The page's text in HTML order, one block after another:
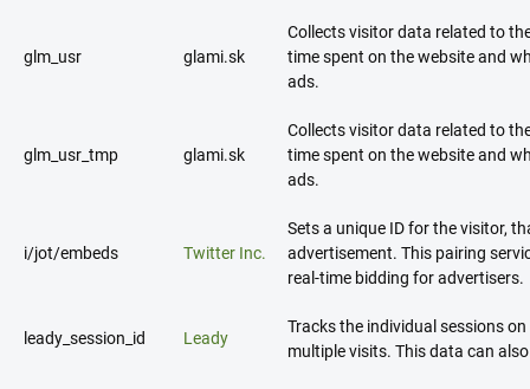
glm_usr glami.sk
Collects visitor data related to
time spent on the website and
ads.
glm_usr_tmp glami.sk
Collects visitor data related to
time spent on the website and
ads.
i/jot/embeds Twitter Inc.
Sets a unique ID for the visitor,
advertisement. This pairing
real-time bidding for advertisers.
leady_session_id Leady
Tracks the individual sessions
multiple visits. This data can